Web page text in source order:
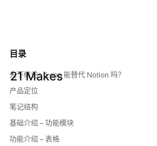
21 Makes
目录
先下结论：Loop 能替代 Notion 吗？
产品定位
笔记结构
基础介绍 – 功能模块
功能介绍 – 表格